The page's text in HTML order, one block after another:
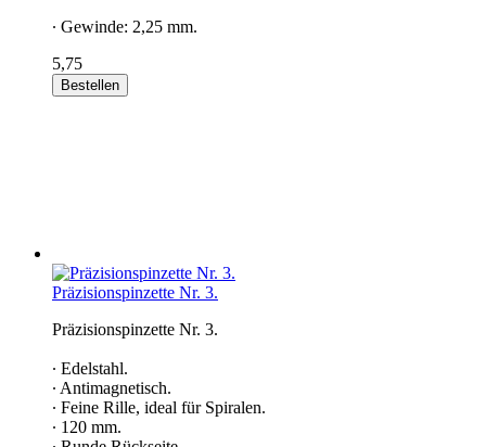
∙ Gewinde: 2,25 mm.
5,75
Bestellen
Präzisionspinzette Nr. 3.
Präzisionspinzette Nr. 3.
∙ Edelstahl.
∙ Antimagnetisch.
∙ Feine Rille, ideal für Spiralen.
∙ 120 mm.